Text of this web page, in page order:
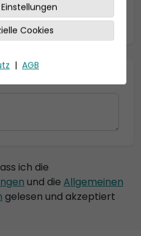
ich die
und die Allgemeinen
gelesen und akzeptiert
Cookies
| AGB